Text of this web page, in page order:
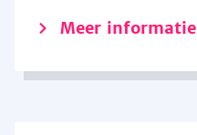
Meer informatie